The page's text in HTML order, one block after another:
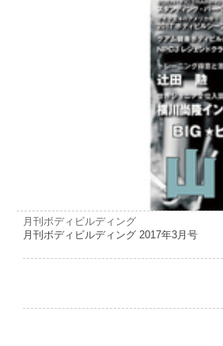
月刊ボディビルディング
月刊ボディビルディング 2017年3月号